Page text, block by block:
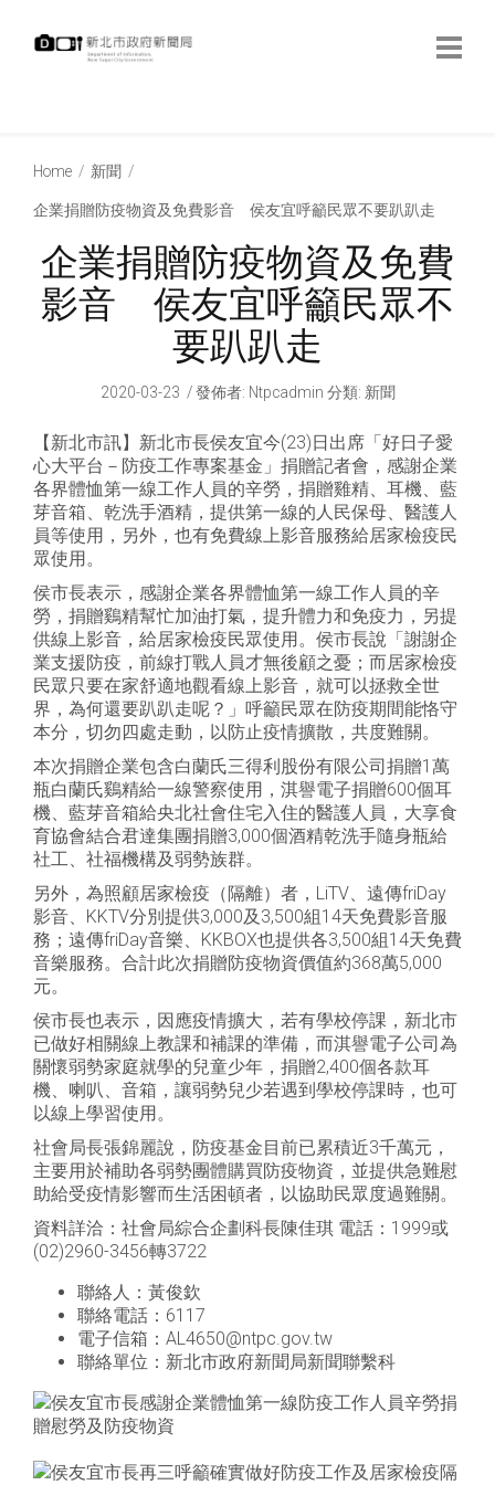
Home 新聞
企業捐贈防疫物資及免費影音 侯友宜呼籲民眾不要趴趴走
企業捐贈防疫物資及免費
影音 侯友宜呼籲民眾不
要趴趴走
2020-03-23 發佈者: Ntpcadmin 分類: 新聞
【新北市訊】新北市長侯友宜今(23)日出席「好日子愛
心大平台－防疫工作專案基金」捐贈記者會，感謝企業
各界體恤第一線工作人員的辛勞，捐贈雞精、耳機、藍
芽音箱、乾洗手酒精，提供第一線的人民保母、醫護人
員等使用，另外，也有免費線上影音服務給居家檢疫民
眾使用。
侯市長表示，感謝企業各界體恤第一線工作人員的辛
勞，捐贈鷄精幫忙加油打氣，提升體力和免疫力，另提
供線上影音，給居家檢疫民眾使用。侯市長說「謝謝企
業支援防疫，前線打戰人員才無後顧之憂；而居家檢疫
民眾只要在家舒適地觀看線上影音，就可以拯救全世
界，為何還要趴趴走呢？」呼籲民眾在防疫期間能恪守
本分，切勿四處走動，以防止疫情擴散，共度難關。
本次捐贈企業包含白蘭氏三得利股份有限公司捐贈1萬
瓶白蘭氏鷄精給一線警察使用，淇譽電子捐贈600個耳
機、藍芽音箱給央北社會住宅入住的醫護人員，大享食
育協會結合君達集團捐贈3,000個酒精乾洗手隨身瓶給
社工、社福機構及弱勢族群。
另外，為照顧居家檢疫（隔離）者，LiTV、遠傳friDay
影音、KKTV分別提供3,000及3,500組14天免費影音服
務；遠傳friDay音樂、KKBOX也提供各3,500組14天免費
音樂服務。合計此次捐贈防疫物資價值約368萬5,000
元。
侯市長也表示，因應疫情擴大，若有學校停課，新北市
已做好相關線上教課和補課的準備，而淇譽電子公司為
關懷弱勢家庭就學的兒童少年，捐贈2,400個各款耳
機、喇叭、音箱，讓弱勢兒少若遇到學校停課時，也可
以線上學習使用。
社會局長張錦麗說，防疫基金目前已累積近3千萬元，
主要用於補助各弱勢團體購買防疫物資，並提供急難慰
助給受疫情影響而生活困頓者，以協助民眾度過難關。
資料詳洽：社會局綜合企劃科長陳佳琪 電話：1999或
(02)2960-3456轉3722
聯絡人：黃俊欽
聯絡電話：6117
電子信箱：AL4650@ntpc.gov.tw
聯絡單位：新北市政府新聞局新聞聯繫科